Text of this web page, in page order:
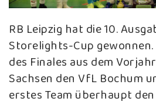
RB Leipzig hat die 10.
Storelights-Cup
des Finales aus dem
Sachsen den VfL Bochum
erstes Team überhaupt